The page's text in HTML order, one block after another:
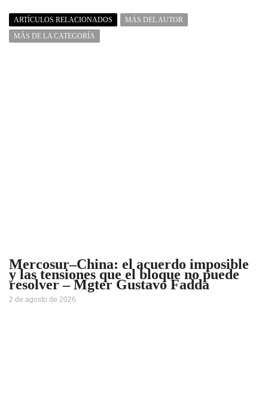
ARTÍCULOS RELACIONADOS
MÁS DEL AUTOR
MÁS DE LA CATEGORÍA
Mercosur–China: el acuerdo imposible
y las tensiones que el bloque no puede
resolver – Mgter Gustavo Fadda
2 de agosto de 2026